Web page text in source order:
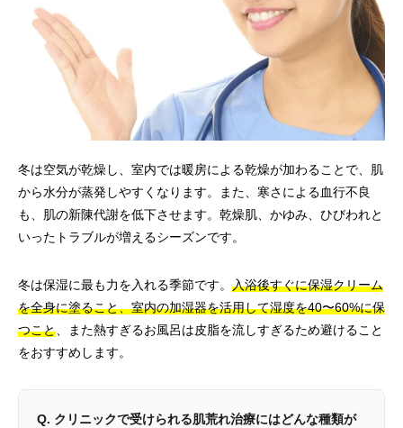
冬は空気が乾燥し、室内では暖房による乾燥が加わることで、肌
から水分が蒸発しやすくなります。また、寒さによる血行不良
も、肌の新陳代謝を低下させます。乾燥肌、かゆみ、ひびわれと
いったトラブルが増えるシーズンです。
冬は保湿に最も力を入れる季節です。 入浴後すぐに保湿クリーム
を全身に塗ること、室内の加湿器を活用して湿度を40〜60%に保
つこと 、また熱すぎるお風呂は皮脂を流しすぎるため避けること
をおすすめします。
Q. クリニックで受けられる肌荒れ治療にはどんな種類が